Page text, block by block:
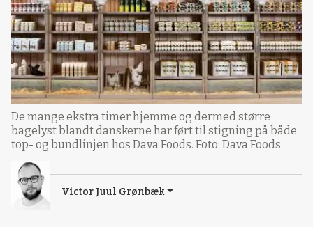
De mange ekstra timer hjemme og dermed større
bagelyst blandt danskerne har ført til stigning på både
top- og bundlinjen hos Dava Foods. Foto: Dava Foods
Victor Juul Grønbæk